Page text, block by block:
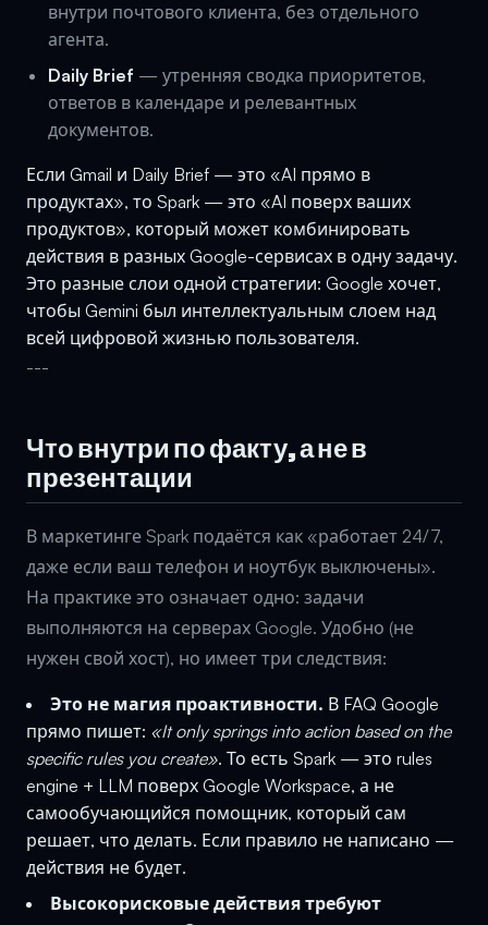
внутри почтового клиента, без отдельного
агента.
Daily Brief — утренняя сводка приоритетов,
ответов в календаре и релевантных
документов.
Если Gmail и Daily Brief — это «AI прямо в
продуктах», то Spark — это «AI поверх ваших
продуктов», который может комбинировать
действия в разных Google-сервисах в одну задачу.
Это разные слои одной стратегии: Google хочет,
чтобы Gemini был интеллектуальным слоем над
всей цифровой жизнью пользователя.
---
Что внутри по факту, а не в
презентации
В маркетинге Spark подаётся как «работает 24/7,
даже если ваш телефон и ноутбук выключены».
На практике это означает одно: задачи
выполняются на серверах Google. Удобно (не
нужен свой хост), но имеет три следствия:
Это не магия проактивности. В FAQ Google
прямо пишет: «It only springs into action based on the
specific rules you create». То есть Spark — это rules
engine + LLM поверх Google Workspace, а не
самообучающийся помощник, который сам
решает, что делать. Если правило не написано —
действия не будет.
Высокорисковые действия требуют